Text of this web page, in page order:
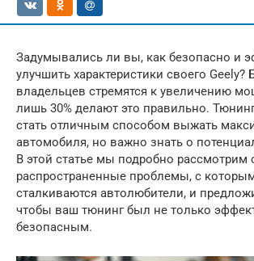
Задумывались ли вы, как безопасно и
улучшить характеристики своего Geely?
владельцев стремятся к увеличению
лишь 30% делают это правильно.
стать отличным способом выжать
автомобиля, но важно знать о
В этой статье мы подробно рассмотрим
распространенные проблемы, с
сталкиваются автолюбители, и
чтобы ваш тюнинг был не только
безопасным.